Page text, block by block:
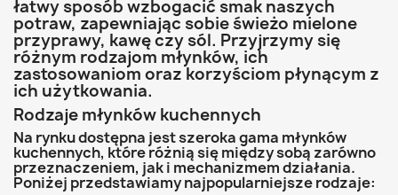
łatwy sposób wzbogacić smak naszych
potraw, zapewniając sobie świeżo mielone
przyprawy, kawę czy sól. Przyjrzymy się
różnym rodzajom młynków, ich
zastosowaniom oraz korzyściom płynącym z
ich użytkowania.
Rodzaje młynków kuchennych
Na rynku dostępna jest szeroka gama młynków
kuchennych, które różnią się między sobą zarówno
przeznaczeniem, jak i mechanizmem działania.
Poniżej przedstawiamy najpopularniejsze rodzaje: